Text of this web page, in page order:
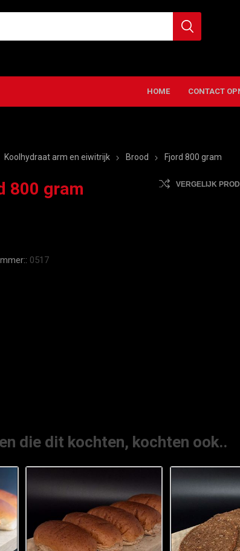
HOME CONTACT
Koolhydraat arm en eiwitrijk Brood Fjord 800 gram
800 gram VERGELIJK
0517
die dit kochten, kochten ook..